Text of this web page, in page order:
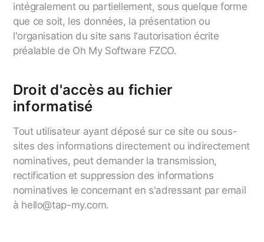
intégralement ou partiellement, sous quelque forme
que ce soit, les données, la présentation ou
l'organisation du site sans l'autorisation écrite
préalable de Oh My Software FZCO.
Droit d'accès au fichier
informatisé
Tout utilisateur ayant déposé sur ce site ou sous-
sites des informations directement ou indirectement
nominatives, peut demander la transmission,
rectification et suppression des informations
nominatives le concernant en s'adressant par email
à hello@tap-my.com.